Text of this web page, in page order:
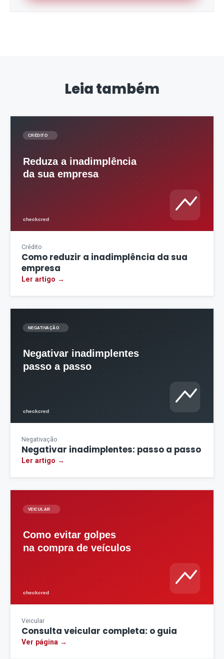
Leia também
Crédito
Como reduzir a inadimplência da sua
empresa
Ler artigo →
Negativação
Negativar inadimplentes: passo a passo
Ler artigo →
Veicular
Consulta veicular completa: o guia
Ver página →